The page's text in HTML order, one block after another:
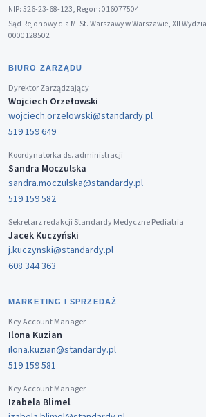
NIP: 526-23-68-123, Regon: 016077504
Sąd Rejonowy dla M. St. Warszawy w Warszawie, XII
0000128502
BIURO ZARZĄDU
Dyrektor Zarządzający
Wojciech Orzełowski
wojciech.orzelowski@standardy.pl
519 159 649
Koordynatorka ds. administracji
Sandra Moczulska
sandra.moczulska@standardy.pl
519 159 582
Sekretarz redakcji Standardy Medyczne Pediatria
Jacek Kuczyński
j.kuczynski@standardy.pl
608 344 363
MARKETING I SPRZEDAŻ
Key Account Manager
Ilona Kuzian
ilona.kuzian@standardy.pl
519 159 581
Key Account Manager
Izabela Blimel